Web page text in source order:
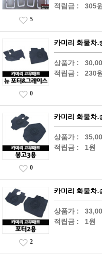
적립금 : 305원
5
카미리 화물차.
상품가 :
적립금 : 230원
0
카미리 화물차.
상품가 :
적립금 : 1원
0
카미리 화물차.
상품가 :
적립금 : 1원
2